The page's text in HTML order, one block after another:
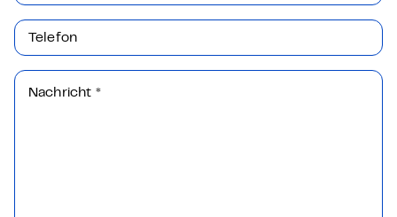
Telefon
Nachricht *